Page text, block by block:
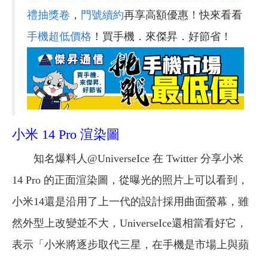
禮抽獎卷 ， 門號續約再享高額優惠！快來看看
手機超低價格 ！買手機．來傑昇．好節省！
小米 14 Pro 渲染圖
知名爆料人@UniverseIce 在 Twitter 分享小米
14 Pro 的正面渲染圖，從曝光的照片上可以看到，
小米14還是沿用了上一代的設計採用曲面螢幕，雖
然外型上改變並不大，UniverseIce還相當看好它，
表示「小米將逐步取代三星，在手機是市場上與蘋